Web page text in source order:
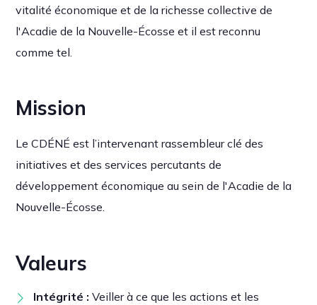
vitalité économique et de la richesse collective de
l'Acadie de la Nouvelle-Écosse et il est reconnu
comme tel.
Mission
Le CDÉNÉ est l’intervenant rassembleur clé des
initiatives et des services percutants de
développement économique au sein de l'Acadie de la
Nouvelle-Écosse.
Valeurs
Intégrité :Veiller à ce que les actions et les